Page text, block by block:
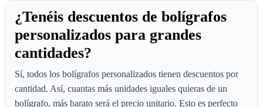
¿Tenéis descuentos de bolígrafos
personalizados para grandes
cantidades?
Sí, todos los bolígrafos personalizados tienen descuentos por
cantidad. Así, cuantas más unidades iguales quieras de un
bolígrafo, más barato será el precio unitario. Esto es perfecto